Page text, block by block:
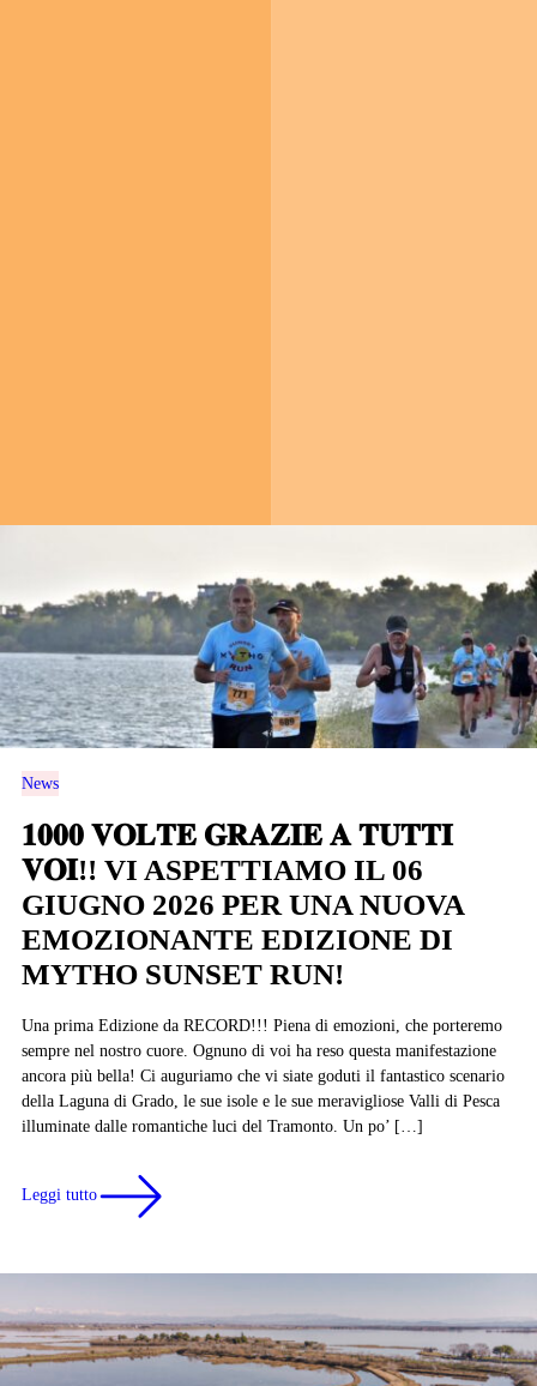
News
𝟏𝟎𝟎𝟎 𝐕𝐎𝐋𝐓𝐄 𝐆𝐑𝐀𝐙𝐈𝐄 𝐀 𝐓𝐔𝐓𝐓𝐈
𝐕𝐎𝐈!! VI ASPETTIAMO IL 06
GIUGNO 2026 PER UNA NUOVA
EMOZIONANTE EDIZIONE DI
MYTHO SUNSET RUN!
Una prima Edizione da RECORD!!! Piena di emozioni, che porteremo
sempre nel nostro cuore. Ognuno di voi ha reso questa manifestazione
ancora più bella! Ci auguriamo che vi siate goduti il fantastico scenario
della Laguna di Grado, le sue isole e le sue meravigliose Valli di Pesca
illuminate dalle romantiche luci del Tramonto. Un po’ […]
Leggi tutto